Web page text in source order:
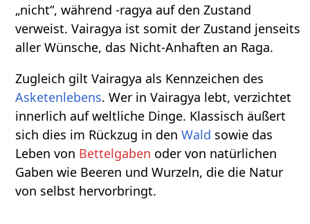
„nicht“, während -ragya auf den Zustand
verweist. Vairagya ist somit der Zustand jenseits
aller Wünsche, das Nicht-Anhaften an Raga.
Zugleich gilt Vairagya als Kennzeichen des
Asketenlebens. Wer in Vairagya lebt, verzichtet
innerlich auf weltliche Dinge. Klassisch äußert
sich dies im Rückzug in denWald sowie das
Leben von Bettelgaben oder von natürlichen
Gaben wie Beeren und Wurzeln, die die Natur
von selbst hervorbringt.